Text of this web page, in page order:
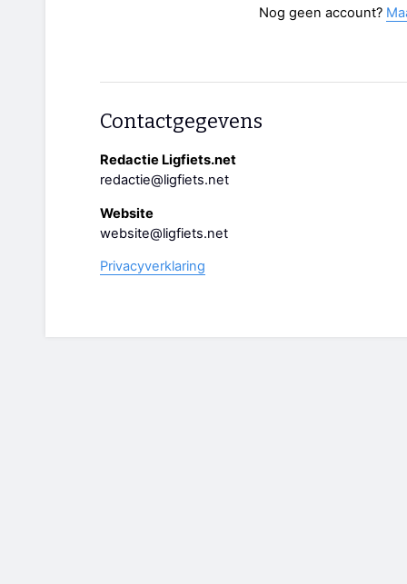
Nog geen account?
Contactgegevens
Redactie Ligfiets.net
redactie@ligfiets.net
Website
website@ligfiets.net
Privacyverklaring